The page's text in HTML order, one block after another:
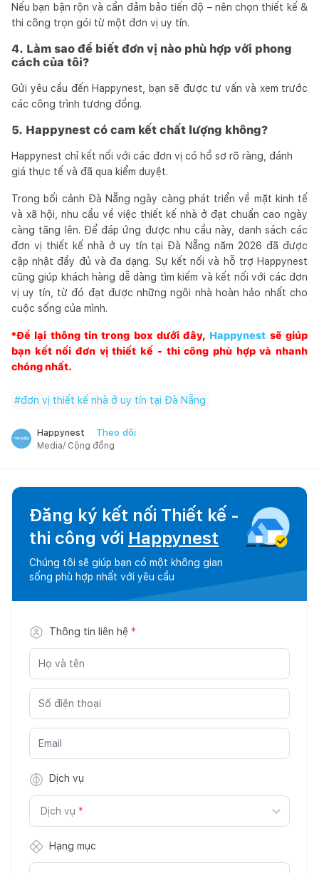
Nếu bạn bận rộn và cần đảm bảo tiến độ – nên chọn thiết kế &
thi công trọn gói từ một đơn vị uy tín.
4. Làm sao để biết đơn vị nào phù hợp với phong
cách của tôi?
Gửi yêu cầu đến Happynest, bạn sẽ được tư vấn và xem trước
các công trình tương đồng.
5. Happynest có cam kết chất lượng không?
Happynest chỉ kết nối với các đơn vị có hồ sơ rõ ràng, đánh
giá thực tế và đã qua kiểm duyệt.
Trong bối cảnh Đà Nẵng ngày càng phát triển về mặt kinh tế
và xã hội, nhu cầu về việc thiết kế nhà ở đạt chuẩn cao ngày
càng tăng lên. Để đáp ứng được nhu cầu này, danh sách các
đơn vị thiết kế nhà ở uy tín tại Đà Nẵng năm 2026 đã được
cập nhật đầy đủ và đa dạng. Sự kết nối và hỗ trợ Happynest
cũng giúp khách hàng dễ dàng tìm kiếm và kết nối với các đơn
vị uy tín, từ đó đạt được những ngôi nhà hoàn hảo nhất cho
cuộc sống của mình.
*Để lại thông tin trong box dưới đây, Happynest sẽ giúp
bạn kết nối đơn vị thiết kế - thi công phù hợp và nhanh
chóng nhất.
#đơn vị thiết kế nhà ở uy tín tại Đà Nẵng
Happynest Theo dõi
Media/ Cộng đồng
Đăng ký kết nối Thiết kế -
thi công với Happynest
Chúng tôi sẽ giúp bạn có một không gian
sống phù hợp nhất với yêu cầu
Thông tin liên hệ *
Dịch vụ
Dịch vụ *
Hạng mục